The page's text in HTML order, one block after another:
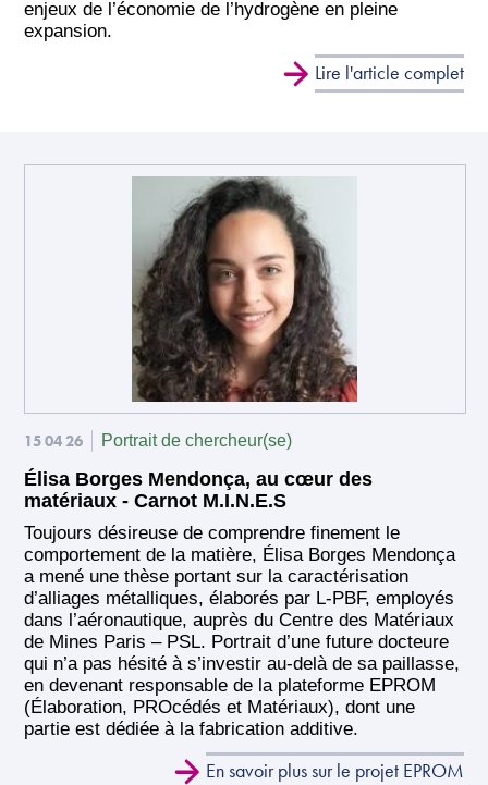
enjeux de l’économie de l’hydrogène en pleine
expansion.
Lire l'article complet
15 04 26 Portrait de chercheur(se)
Élisa Borges Mendonça, au cœur des
matériaux - Carnot M.I.N.E.S
Toujours désireuse de comprendre finement le
comportement de la matière, Élisa Borges Mendonça
a mené une thèse portant sur la caractérisation
d’alliages métalliques, élaborés par L-PBF, employés
dans l’aéronautique, auprès du Centre des Matériaux
de Mines Paris – PSL. Portrait d’une future docteure
qui n’a pas hésité à s’investir au-delà de sa paillasse,
en devenant responsable de la plateforme EPROM
(Élaboration, PROcédés et Matériaux), dont une
partie est dédiée à la fabrication additive.
En savoir plus sur le projet EPROM